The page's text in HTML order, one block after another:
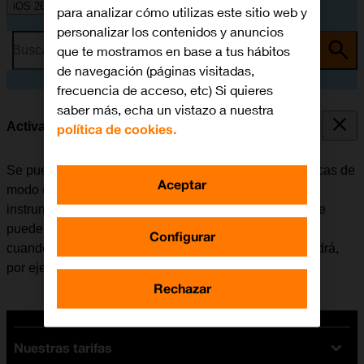
iOS 26
Busca por problema o tema
Activar o desactivar el modo de avión
Se pueden interrumpir todas las conexiones inalámbricas de
modo que el móvil no interfiere, por ejemplo, con los
instrumentos de un avión o el equipo de un hospital. Se
pueden seguir utilizando algunas funciones del móvil
cuando el modo de avión está activado, pero no se podrá,
por ejemplo, enviar mensajes ni realizar llamadas.
Nuestras tarifas
para analizar cómo utilizas este sitio web y
personalizar los contenidos y anuncios
que te mostramos en base a tus hábitos
de navegación (páginas visitadas,
frecuencia de acceso, etc) Si quieres
saber más, echa un vistazo a nuestra
política de cookies.
Configurar
Rechazar
Aceptar